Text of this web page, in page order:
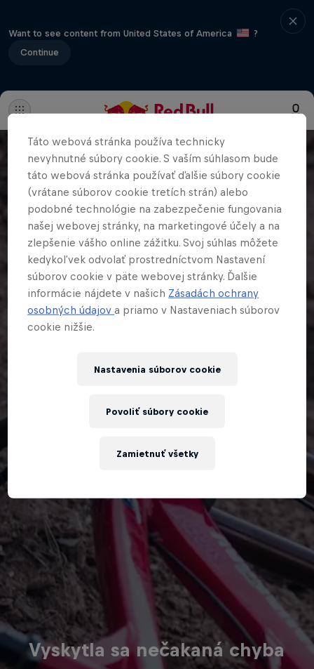
Want to see content from United States of America
?
Continue
Vyskytla sa nečakaná chyba
Táto webová stránka používa technicky
nevyhnutné súbory cookie. S vaším súhlasom bude
táto webová stránka používať ďalšie súbory cookie
(vrátane súborov cookie tretích strán) alebo
podobné technológie na zabezpečenie fungovania
našej webovej stránky, na marketingové účely a na
zlepšenie vášho online zážitku. Svoj súhlas môžete
kedykoľvek odvolať prostredníctvom Nastavení
súborov cookie v päte webovej stránky. Ďalšie
informácie nájdete v našich Zásadách ochrany
osobných údajova priamo v Nastaveniach súborov
cookie nižšie.
Nastavenia súborov cookie
Zamietnuť všetky
Povoliť súbory cookie